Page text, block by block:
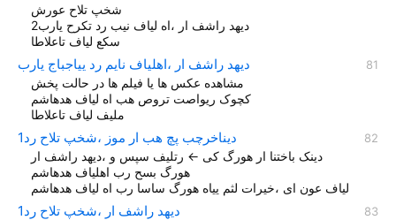
شخپ تلاح عورش
دیهد راشف ار ،اه لیاف نیب رد تکرح یارب2
سکع لیاف تاعلاطا
دیهد راشف ار ،اهلياف نايم رد یياجباج یارب
مشاهده عکس ها یا فیلم ها در حالت پخش
کچوک ریواصت تروص هب اه لیاف هدهاشم
ملیف لیاف تاعلاطا
دیناخرچب پچ هب ار موز ،شخپ تلاح رد1
دینک باختنا ار هورگ کی ← رتلیف سپس و ،دیهد راشف ار
هورگ بسح رب اهلياف هدهاشم
لیاف عون ای ،خیرات لثم ییاه هورگ ساسا رب اه لیاف هدهاشم
دیهد راشف ار ،شخپ تلاح رد1